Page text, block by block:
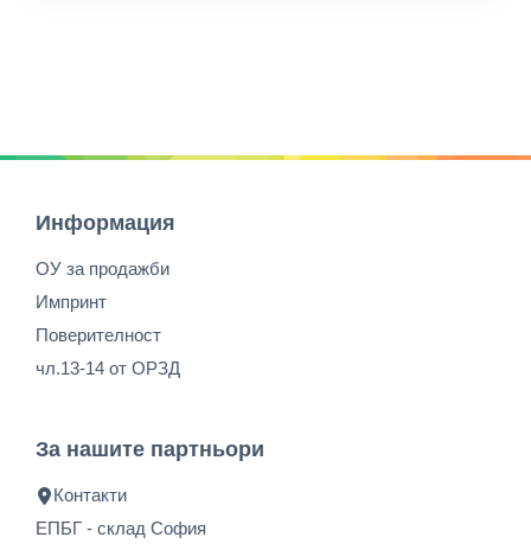
Информация
ОУ за продажби
Импринт
Поверителност
чл.13-14 от ОРЗД
За нашите партньори
Контакти
ЕПБГ - склад София